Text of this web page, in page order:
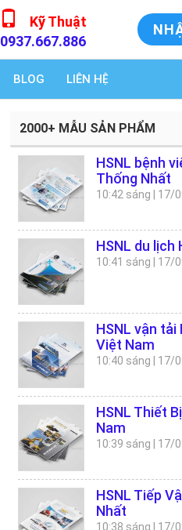
Kỹ Thuật
0937.667.886
BLOG LIÊN HỆ
2000+ MẪU SẢN PHẨM
HSNL bệnh
Thống Nhất
10:42 sáng 17/
HSNL du lịch
10:41 sáng 17/
HSNL vận tải
Việt Nam
10:40 sáng 17/
HSNL Thiết
Nam
10:39 sáng 17/
HSNL Tiếp
Nhất
10:38 sáng 17/